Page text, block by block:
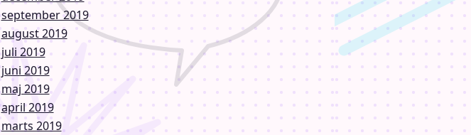
september 2019
august 2019
juli 2019
juni 2019
maj 2019
april 2019
marts 2019